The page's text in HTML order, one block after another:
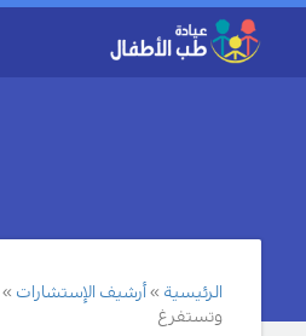
الرئيسية أرشيف الإستشارات
وتستفرغ